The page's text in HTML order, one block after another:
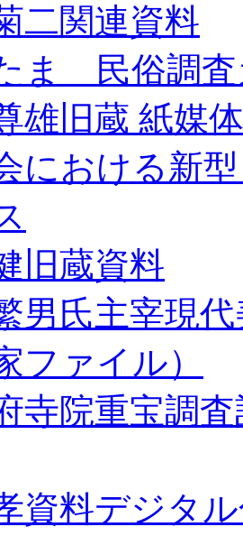
二関連資料
ま 民俗調査
雄旧蔵 紙媒
における新
旧蔵資料
男氏主宰現
ファイル）
寺院重宝調
資料デジタ